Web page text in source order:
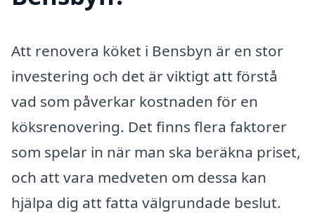
Att renovera köket i Bensbyn är en stor
investering och det är viktigt att förstå
vad som påverkar kostnaden för en
köksrenovering. Det finns flera faktorer
som spelar in när man ska beräkna priset,
och att vara medveten om dessa kan
hjälpa dig att fatta välgrundade beslut.